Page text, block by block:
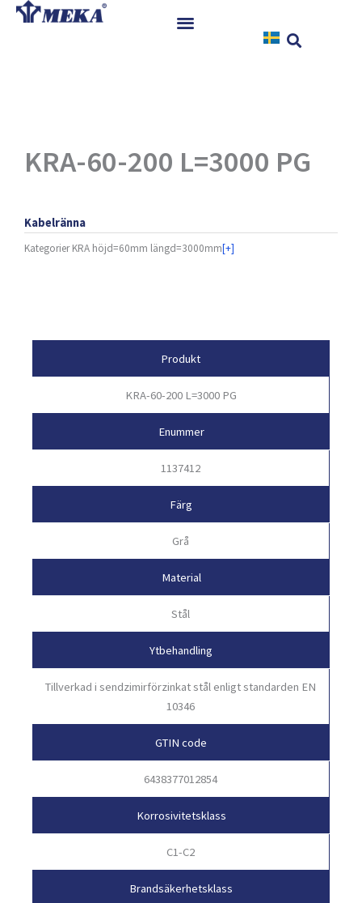
Hoppa
Nedladdningar
Kontakt
KRA-60-200 L=3000 PG
Kabelränna
Kategorier KRA höjd=60mm längd=3000mm[+]
Produkt
KRA-60-200 L=3000 PG
Enummer
1137412
Färg
Grå
Material
Stål
Ytbehandling
Tillverkad i sendzimirförzinkat stål enligt standarden EN
10346
GTIN code
6438377012854
Korrosivitetsklass
C1-C2
Brandsäkerhetsklass